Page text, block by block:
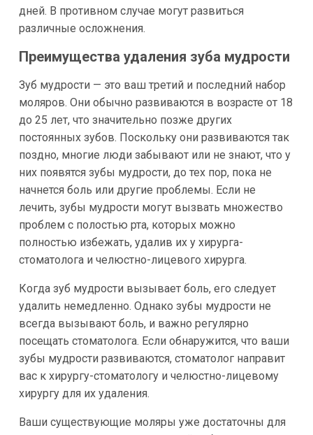
дней. В противном случае могут развиться
различные осложнения.
Преимущества удаления зуба мудрости
Зуб мудрости — это ваш третий и последний набор
моляров. Они обычно развиваются в возрасте от 18
до 25 лет, что значительно позже других
постоянных зубов. Поскольку они развиваются так
поздно, многие люди забывают или не знают, что у
них появятся зубы мудрости, до тех пор, пока не
начнется боль или другие проблемы. Если не
лечить, зубы мудрости могут вызвать множество
проблем с полостью рта, которых можно
полностью избежать, удалив их у хирурга-
стоматолога и челюстно-лицевого хирурга.
Когда зуб мудрости вызывает боль, его следует
удалить немедленно. Однако зубы мудрости не
всегда вызывают боль, и важно регулярно
посещать стоматолога. Если обнаружится, что ваши
зубы мудрости развиваются, стоматолог направит
вас к хирургу-стоматологу и челюстно-лицевому
хирургу для их удаления.
Ваши существующие моляры уже достаточны для